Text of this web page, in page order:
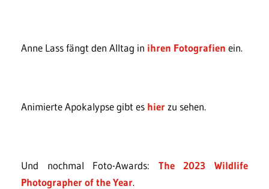
Anne Lass fängt den Alltag in ihren Fotografien ein.
Animierte Apokalypse gibt es hierzu sehen.
Und nochmal Foto-Awards: The 2023 Wildlife
Photographer of the Year.